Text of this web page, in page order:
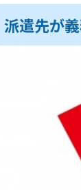
派遣先が